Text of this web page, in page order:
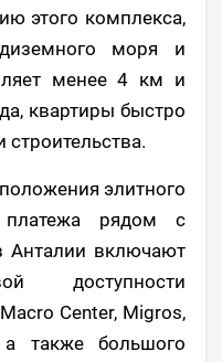
этого комплекса,
моря и
менее 4 км и
квартиры быстро
строительства.
элитного
платежа рядом с
Анталии включают
доступности
Center, Migros,
также большого